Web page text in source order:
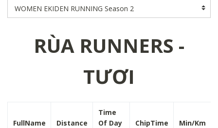
RÙA RUNNERS -
TƯƠI
FullName Distance
Time
Of Day
ChipTime Min/Km